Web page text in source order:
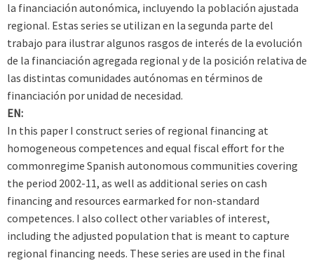
la financiación autonómica, incluyendo la población ajustada
regional. Estas series se utilizan en la segunda parte del
trabajo para ilustrar algunos rasgos de interés de la evolución
de la financiación agregada regional y de la posición relativa de
las distintas comunidades autónomas en términos de
financiación por unidad de necesidad.
EN:
In this paper I construct series of regional financing at
homogeneous competences and equal fiscal effort for the
commonregime Spanish autonomous communities covering
the period 2002-11, as well as additional series on cash
financing and resources earmarked for non-standard
competences. I also collect other variables of interest,
including the adjusted population that is meant to capture
regional financing needs. These series are used in the final